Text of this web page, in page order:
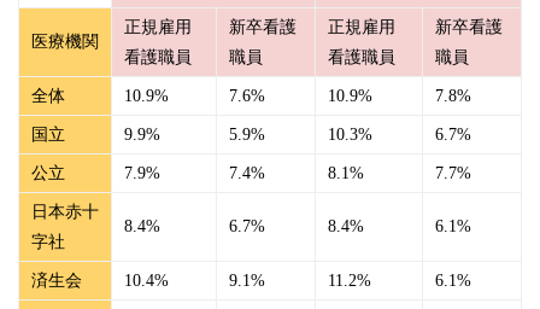
医療機関
正規雇用
看護職員
新卒看護
職員
正規雇用
看護職員
新卒看護
職員
全体 10.9% 7.6% 10.9% 7.8%
国立 9.9% 5.9% 10.3% 6.7%
公立 7.9% 7.4% 8.1% 7.7%
日本赤十
字社
8.4% 6.7% 8.4% 6.1%
済生会 10.4% 9.1% 11.2% 6.1%